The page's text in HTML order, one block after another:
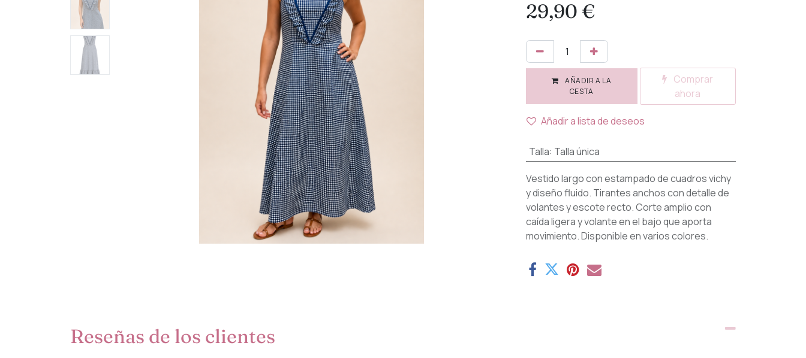
29,90 €
AÑADIR A LA
CESTA
Comprar
ahora
Añadir a lista de deseos
Talla: Talla única
Vestido largo con estampado de cuadros vichy
y diseño fluido. Tirantes anchos con detalle de
volantes y escote recto. Corte amplio con
caída ligera y volante en el bajo que aporta
movimiento. Disponible en varios colores.
Reseñas de los clientes